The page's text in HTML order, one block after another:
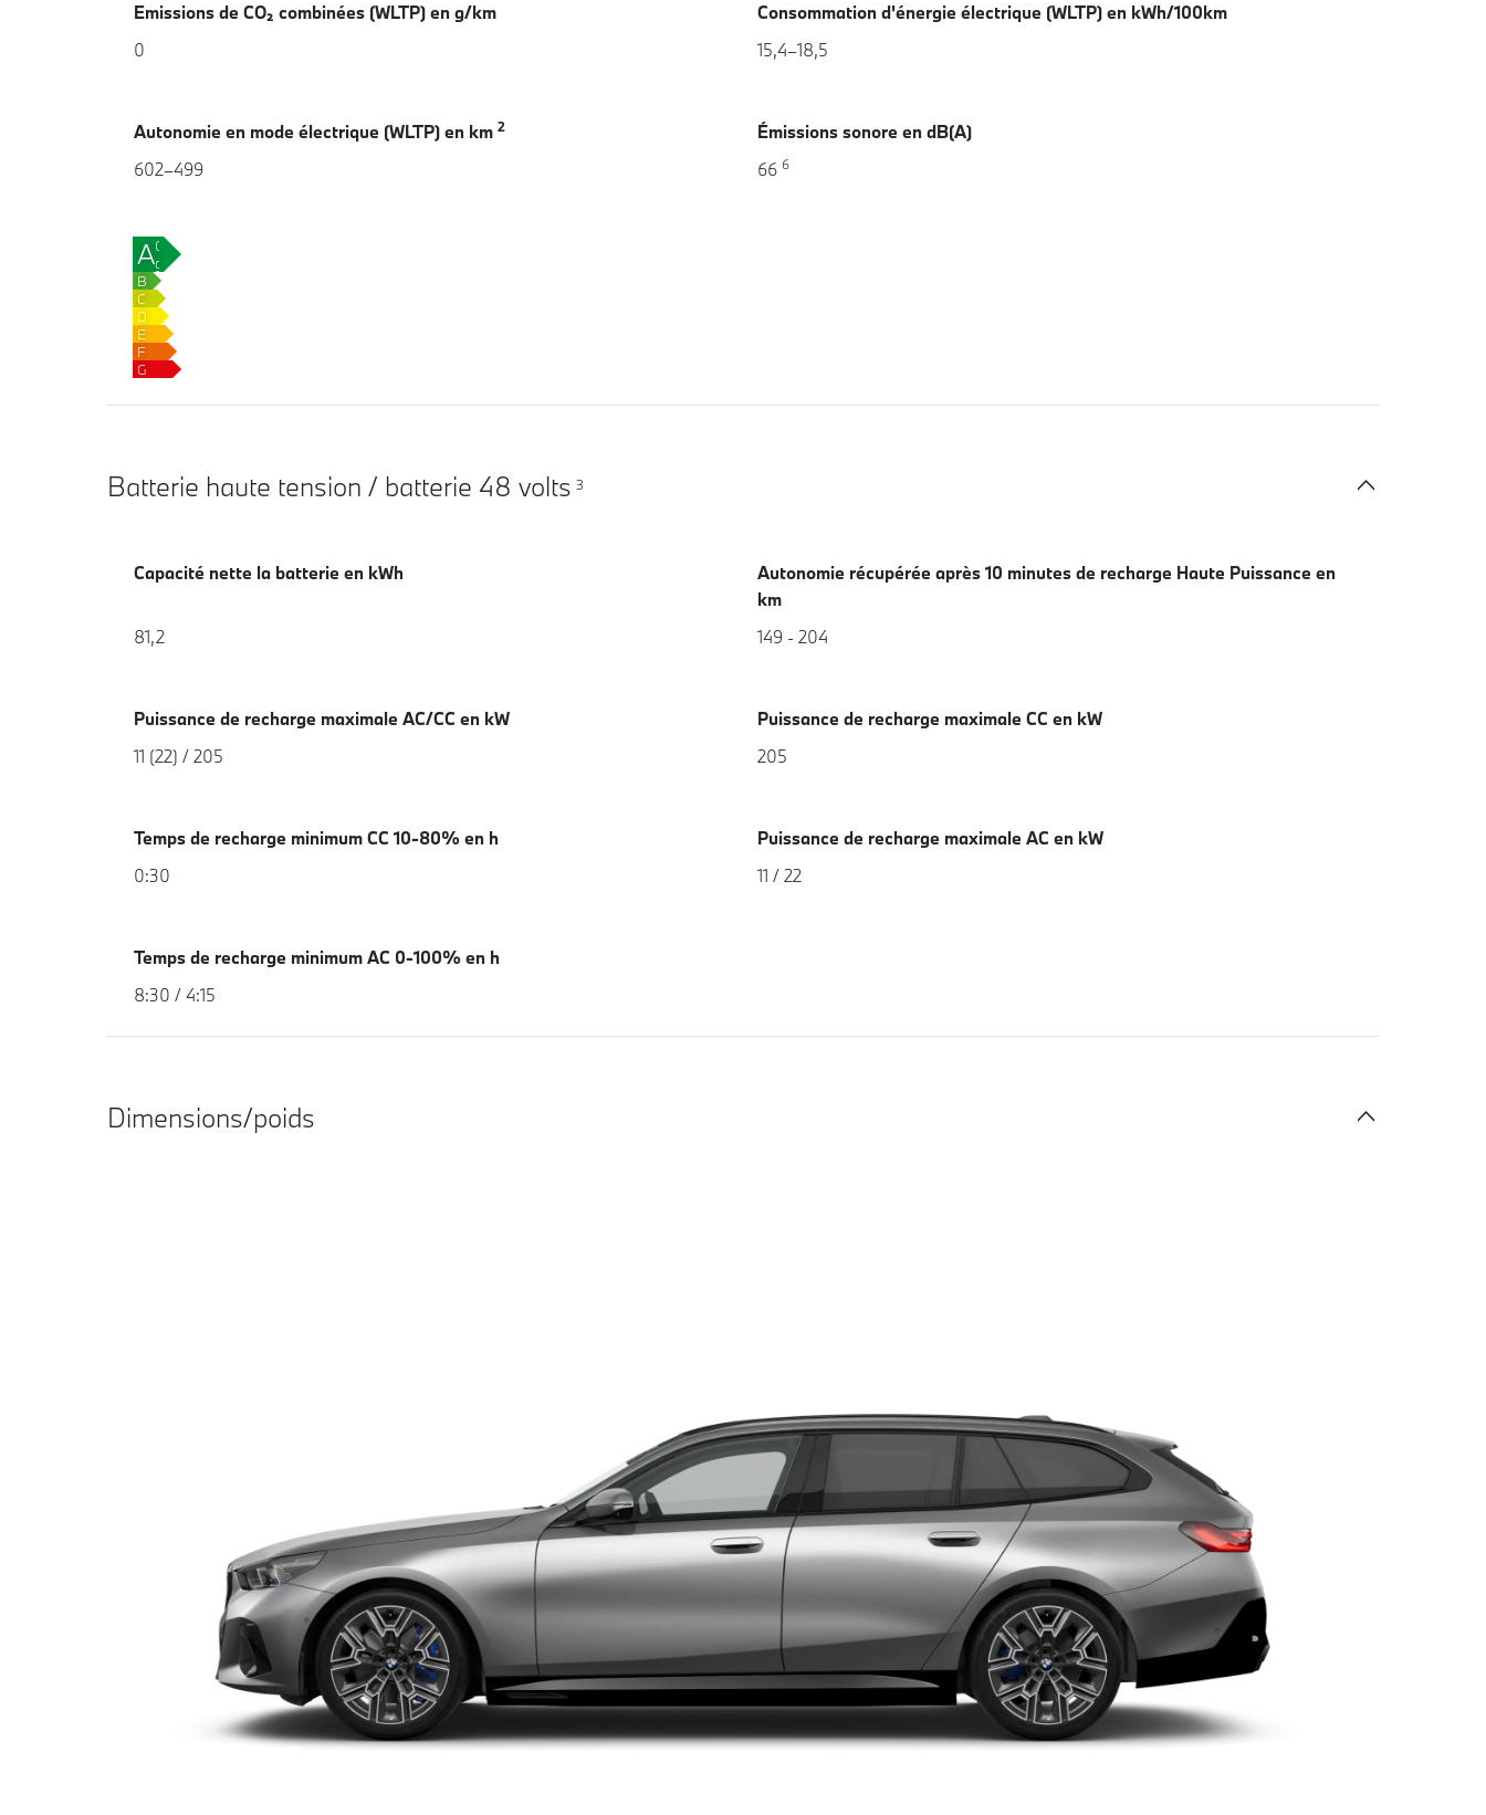
Emissions de CO₂ combinées (WLTP) en g/km
0
Consommation d'énergie électrique (WLTP) en kWh/100km
15,4–18,5
Autonomie en mode électrique (WLTP) en km 2
602–499
Émissions sonore en dB(A)
66 6
A0
g
CO₂/km
B
C
D
E
F
G
Batterie haute tension / batterie 48 volts 3
Capacité nette la batterie en kWh
81,2
Autonomie récupérée après 10 minutes de recharge Haute Puissance en
km
149 - 204
Puissance de recharge maximale AC/CC en kW
11 (22) / 205
Puissance de recharge maximale CC en kW
205
Temps de recharge minimum CC 10-80% en h
0:30
Puissance de recharge maximale AC en kW
11 / 22
Temps de recharge minimum AC 0-100% en h
8:30 / 4:15
Dimensions/poids